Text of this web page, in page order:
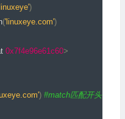
)
('linuxeye.com')
0x7f4e96e61c60>
) #match匹配开头，没